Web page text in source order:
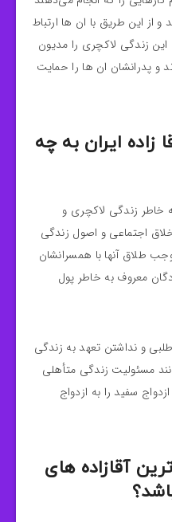
از این طریق با ان ها ارتباط
زندگی لاکچری را مدیون
و پدرانشان ان ها را حمایت
ایران به چه
خاطر زندگی لاکچری و
اجتماعی و اصول زندگی
طلاق آنها با همسرانشان
معروف به خاطر پول
و نداشتن تعهد به زندگی
مسئولیت زندگی متأهلی
سفید را به ازدواج
آقازاده های